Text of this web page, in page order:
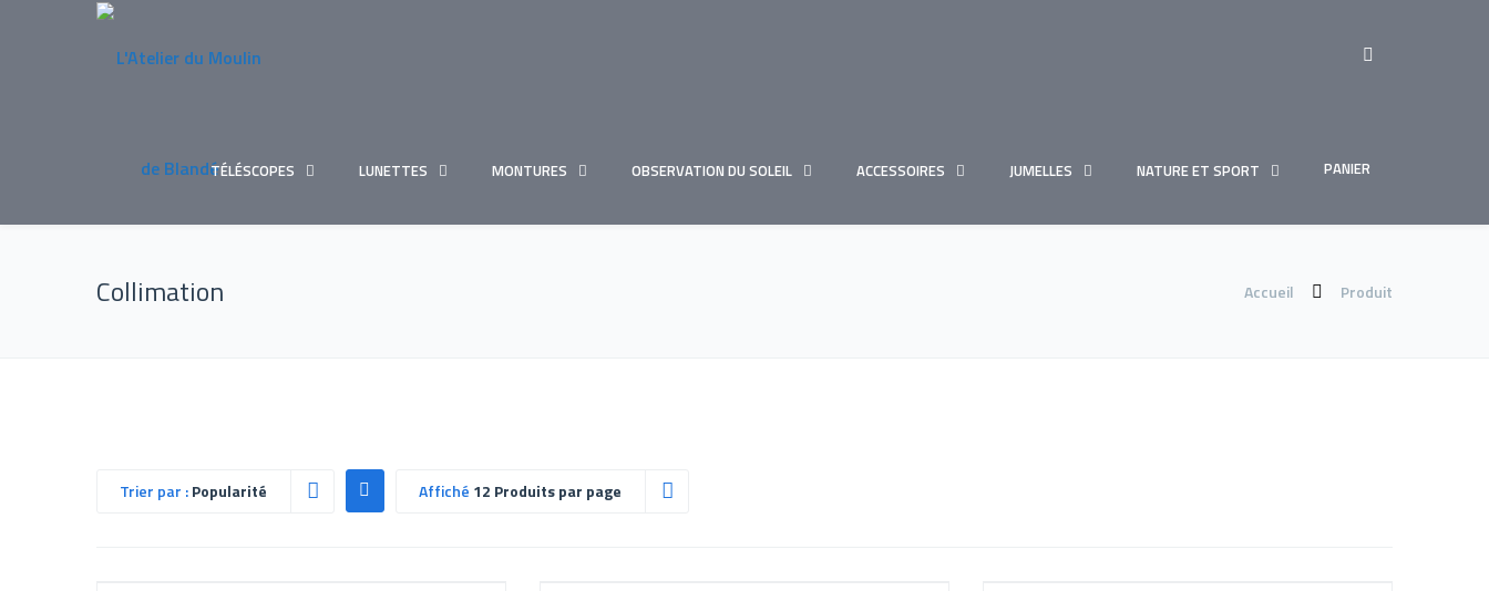
TÉLÉSCOPES LUNETTES MONTURES OBSERVATION DU SOLEIL ACCESSOIRES JUMELLES NATURE ET SPORT PANIER
Collimation Accueil Produit
Trier par :Popularité Affiché 12 Produits par page